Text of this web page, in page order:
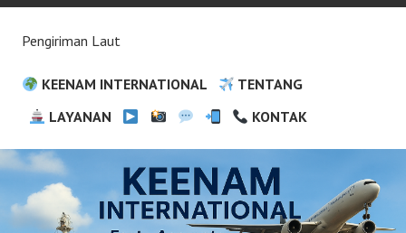
Pengiriman Laut
KEENAM INTERNATIONAL
TENTANG
LAYANAN
KONTAK